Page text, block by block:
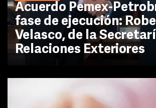
Acuerdo Pemex-
fase de ejecución:
Velasco, de la
Relaciones Exteriores